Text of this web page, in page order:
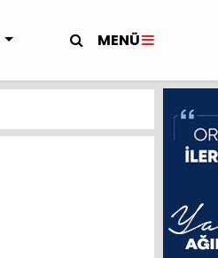
MENÜ